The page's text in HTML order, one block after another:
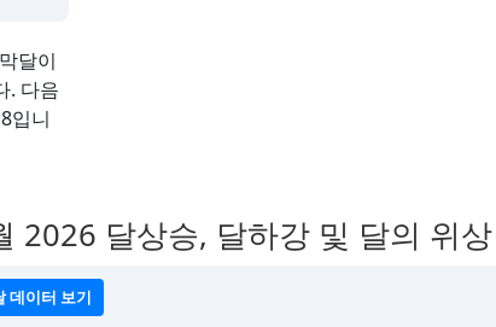
달이
. 다음
입니
2026 달상승, 달하강 및 달의 위
데이터 보기